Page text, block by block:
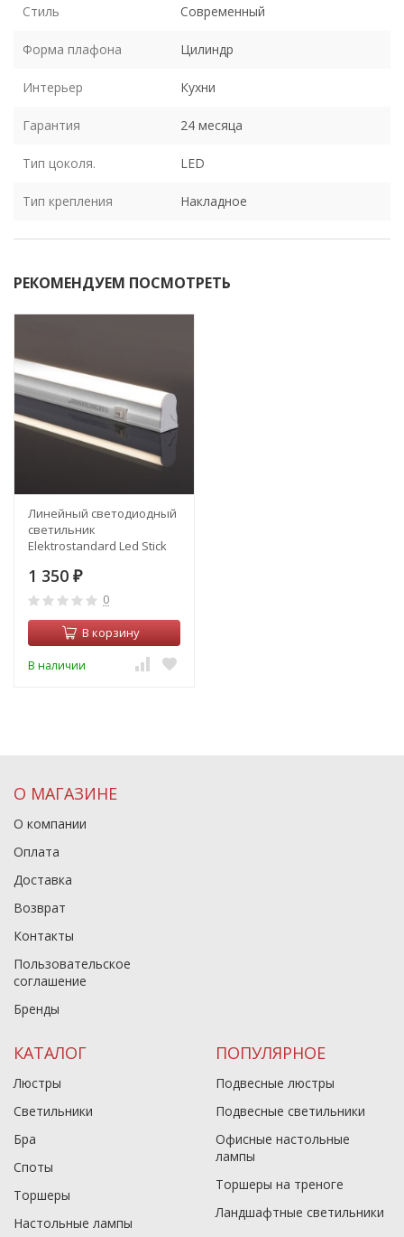
Стиль Современный
Форма плафона Цилиндр
Интерьер Кухни
Гарантия 24 месяца
Тип цоколя. LED
Тип крепления Накладное
РЕКОМЕНДУЕМ ПОСМОТРЕТЬ
Линейный светодиодный
светильник
Elektrostandard Led Stick
(55001/LED) (a057220)
1 350 ₽
0
В корзину
В наличии
О МАГАЗИНЕ
О компании
Оплата
Доставка
Возврат
Контакты
Пользовательское
соглашение
Бренды
КАТАЛОГ
Люстры
Светильники
Бра
Споты
Торшеры
Настольные лампы
ПОПУЛЯРНОЕ
Подвесные люстры
Подвесные светильники
Офисные настольные
лампы
Торшеры на треноге
Ландшафтные светильники